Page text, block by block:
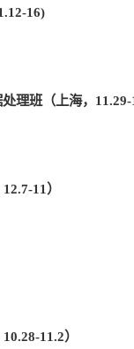
16)
理班（上海，11.29-
11 ）
11.2）